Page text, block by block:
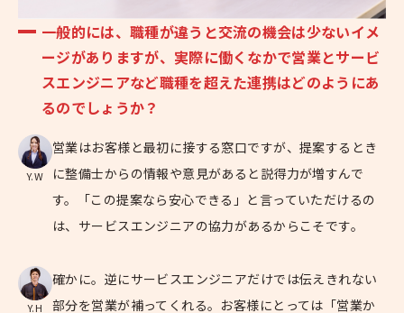
一般的には、職種が違うと交流の機会は少ないイメ
ージがありますが、実際に働くなかで営業とサービ
スエンジニアなど職種を超えた連携はどのようにあ
るのでしょうか？
Y.W
営業はお客様と最初に接する窓口ですが、提案するとき
に整備士からの情報や意見があると説得力が増すんで
す。「この提案なら安心できる」と言っていただけるの
は、サービスエンジニアの協力があるからこそです。
Y.H
確かに。逆にサービスエンジニアだけでは伝えきれない
部分を営業が補ってくれる。お客様にとっては「営業か